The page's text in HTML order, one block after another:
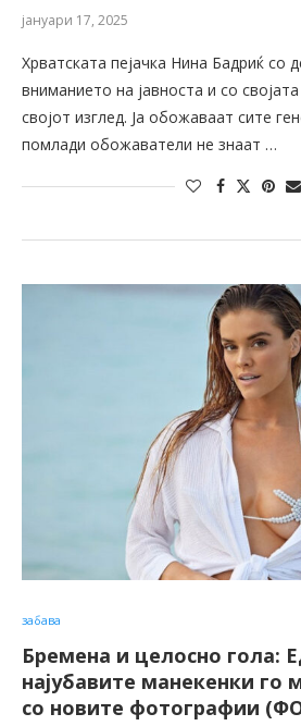
јануари 17, 2025
Хрватската пејачка Нина Бадриќ со
вниманието на јавноста и со
својот изглед. Ја обожаваат сите
помлади обожаватели не знаат …
забава
Бремена и целосно гола:
најубавите манекенки го
со новите фотографии